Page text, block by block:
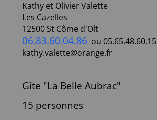
Kathy et Olivier Valette
Les Cazelles
12500 St Côme d'Olt
06.83.60.04.86 ou 05.65.48.60.15
kathy.valette@orange.fr
Gîte "La Belle Aubrac"
15 personnes